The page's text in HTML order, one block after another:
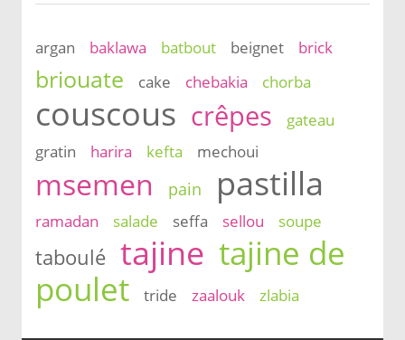
argan baklawa batbout beignet brick
briouate cake chebakia chorba
couscous crêpes
gateau
gratin
harira kefta mechoui
msemen pain pastilla
ramadan salade seffa sellou soupe
taboulé tajine tajine de
poulet
tride zaalouk zlabia